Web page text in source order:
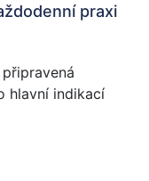
praxi
hlavní indikací